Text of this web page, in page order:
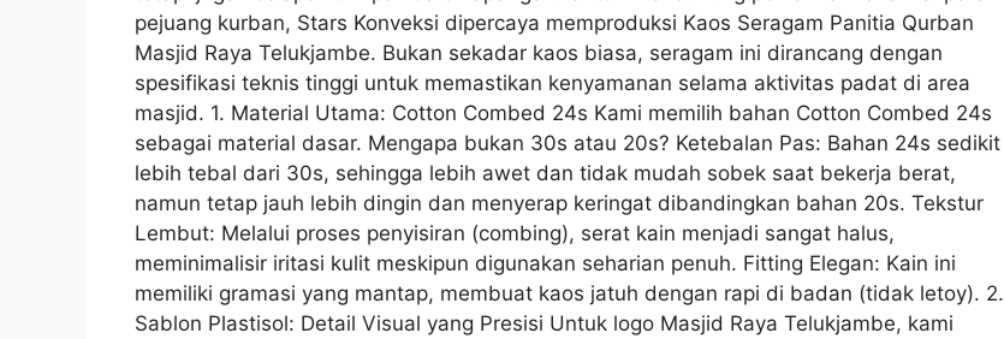
pejuang kurban, Stars Konveksi dipercaya memproduksi Kaos Seragam Panitia Qurban
Masjid Raya Telukjambe. Bukan sekadar kaos biasa, seragam ini dirancang dengan
spesifikasi teknis tinggi untuk memastikan kenyamanan selama aktivitas padat di area
masjid. 1. Material Utama: Cotton Combed 24s Kami memilih bahan Cotton Combed 24s
sebagai material dasar. Mengapa bukan 30s atau 20s? Ketebalan Pas: Bahan 24s sedikit
lebih tebal dari 30s, sehingga lebih awet dan tidak mudah sobek saat bekerja berat,
namun tetap jauh lebih dingin dan menyerap keringat dibandingkan bahan 20s. Tekstur
Lembut: Melalui proses penyisiran (combing), serat kain menjadi sangat halus,
meminimalisir iritasi kulit meskipun digunakan seharian penuh. Fitting Elegan: Kain ini
memiliki gramasi yang mantap, membuat kaos jatuh dengan rapi di badan (tidak letoy). 2.
Sablon Plastisol: Detail Visual yang Presisi Untuk logo Masjid Raya Telukjambe, kami